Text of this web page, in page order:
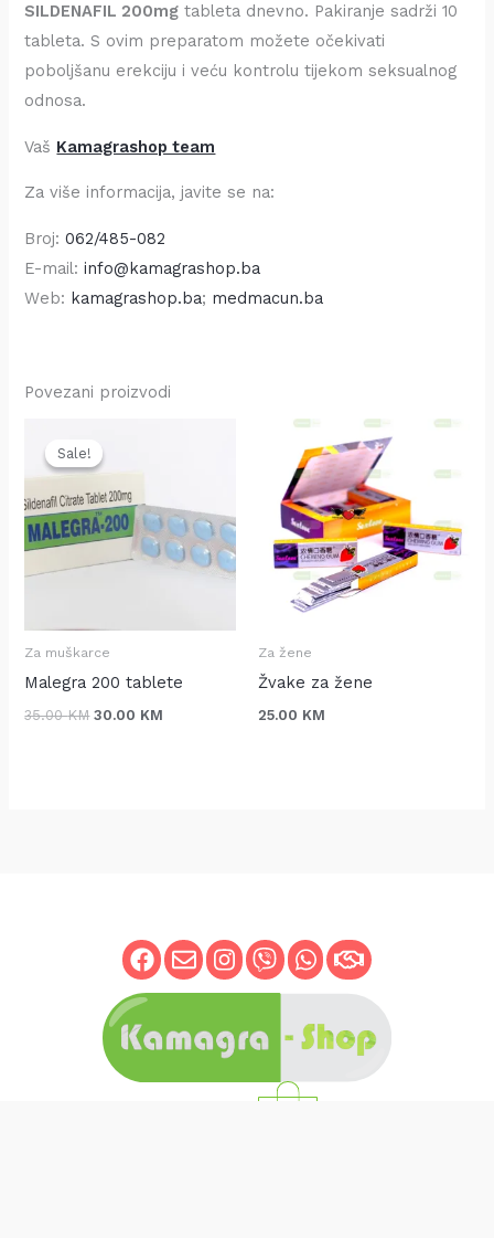
SILDENAFIL 200mg tableta dnevno. Pakiranje sadrži 10
tableta. S ovim preparatom možete očekivati
poboljšanu erekciju i veću kontrolu tijekom seksualnog
odnosa.
Vaš Kamagrashop team
Za više informacija, javite se na:
Broj:062/485-082
E-mail: info@kamagrashop.ba
Web: kamagrashop.ba; medmacun.ba
Povezani proizvodi
Sale!
Sale!
Za muškarce
Malegra 200 tablete
35.00KM
was:
30.00 KM
Za žene
Žvake za žene
25.00 KM